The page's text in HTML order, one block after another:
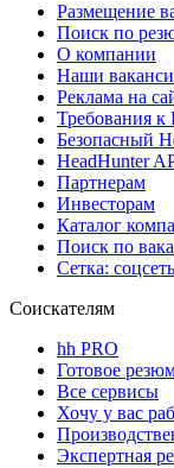
Размещение
Поиск по
О компании
Наши
Реклама на
Требования
Безопасный
HeadHunter
Партнерам
Инвесторам
Каталог
Поиск по
Сетка:
Соискателям
hh PRO
Готовое
Все сервисы
Хочу у вас
Экспертная